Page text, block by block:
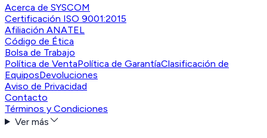
Acerca de SYSCOM
Certificación ISO 9001:2015
Afiliación ANATEL
Código de Ética
Bolsa de Trabajo
Política de VentaPolítica de GarantíaClasificación de
EquiposDevoluciones
Aviso de Privacidad
Contacto
Términos y Condiciones
Ver más